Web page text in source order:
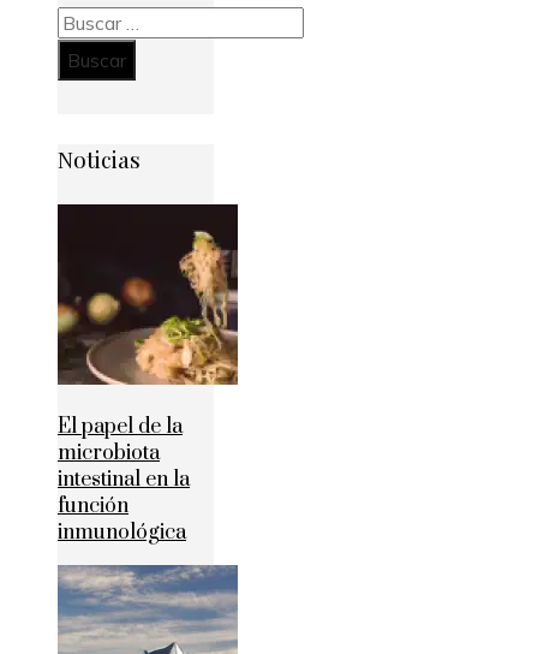
Buscar:
Noticias
El papel de la
microbiota
intestinal en la
función
inmunológica